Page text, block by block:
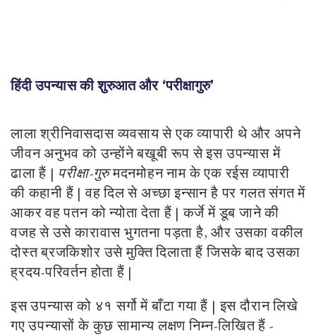
हिंदी उपन्यास की शुरुआत और ‘परीक्षागुरु’
लाला श्रीनिवासदास व्यवसाय से एक व्यापारी थे और अपने
जीवन अनुभव को उन्होंने बखूबी रूप से इस उपन्यास में
ढाला हैं | परीक्षा-गुरुमदनमोहन नाम के एक रईस व्यापारी
की कहानी हैं | वह दिल से अच्छा इन्सान है पर गलत संगत में
आकर वह पतन को न्योता देता हैं | कर्जे में डूब जाने की
वजह से उसे कारावास भुगतना पड़ता है, और उसका वकील
दोस्त ब्रजकिशोर उसे मुक्ति दिलाता हैं जिसके बाद उसका
ह्रदय-परिवर्तन होता हैं |
इस उपन्यास को ४१ सर्गो में बाँटा गया हैं | इस दौरान लिखे
गए उपन्यासों के कुछ सामान्य लक्षण निम्न-लिखित हैं -